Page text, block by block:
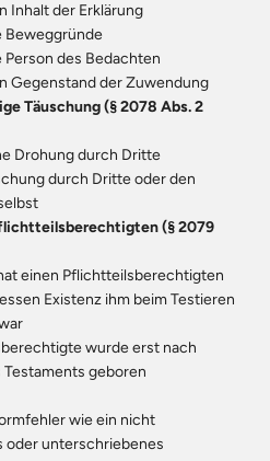
Inhalt der Erklärung
Beweggründe
des Bedachten
Gegenstand der Zuwendung
Täuschung (§ 2078 Abs. 2
Drohung durch Dritte
durch Dritte oder den
(§ 2079
einen Pflichtteilsberechtigten
Existenz ihm beim Testieren
wurde erst nach
geboren
wie ein nicht
oder unterschriebenes